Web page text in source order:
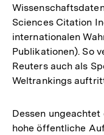
Sciences Citation
internationalen
Publikationen). So
Reuters auch als
Weltrankings
Dessen ungeachtet
hohe öffentliche